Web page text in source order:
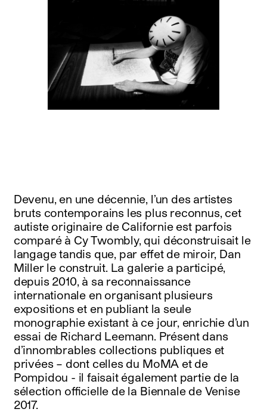
Devenu, en une décennie, l’un des artistes
bruts contemporains les plus reconnus, cet
autiste originaire de Californie est parfois
comparé à Cy Twombly, qui déconstruisait le
langage tandis que, par effet de miroir, Dan
Miller le construit. La galerie a participé,
depuis 2010, à sa reconnaissance
internationale en organisant plusieurs
expositions et en publiant la seule
monographie existant à ce jour, enrichie d’un
essai de Richard Leemann. Présent dans
d’innombrables collections publiques et
privées – dont celles du MoMA et de
Pompidou - il faisait également partie de la
sélection officielle de la Biennale de Venise
2017.